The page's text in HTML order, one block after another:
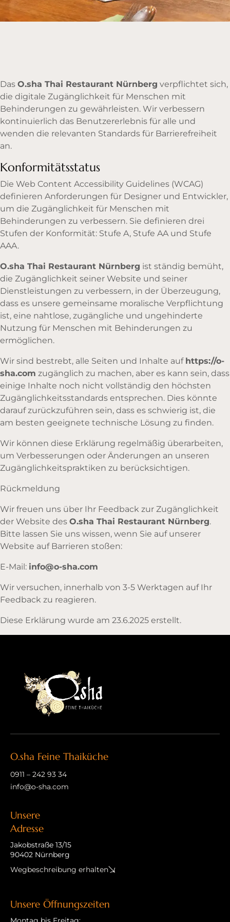
Das O.sha Thai Restaurant Nürnberg verpflichtet sich,
die digitale Zugänglichkeit für Menschen mit
Behinderungen zu gewährleisten. Wir verbessern
kontinuierlich das Benutzererlebnis für alle und
wenden die relevanten Standards für Barrierefreiheit
an.
Konformitätsstatus
Die Web Content Accessibility Guidelines (WCAG)
definieren Anforderungen für Designer und Entwickler,
um die Zugänglichkeit für Menschen mit
Behinderungen zu verbessern. Sie definieren drei
Stufen der Konformität: Stufe A, Stufe AA und Stufe
AAA.
O.sha Thai Restaurant Nürnberg ist ständig bemüht,
die Zugänglichkeit seiner Website und seiner
Dienstleistungen zu verbessern, in der Überzeugung,
dass es unsere gemeinsame moralische Verpflichtung
ist, eine nahtlose, zugängliche und ungehinderte
Nutzung für Menschen mit Behinderungen zu
ermöglichen.
Wir sind bestrebt, alle Seiten und Inhalte auf https://o-
sha.com zugänglich zu machen, aber es kann sein, dass
einige Inhalte noch nicht vollständig den höchsten
Zugänglichkeitsstandards entsprechen. Dies könnte
darauf zurückzuführen sein, dass es schwierig ist, die
am besten geeignete technische Lösung zu finden.
Wir können diese Erklärung regelmäßig überarbeiten,
um Verbesserungen oder Änderungen an unseren
Zugänglichkeitspraktiken zu berücksichtigen.
Rückmeldung
Wir freuen uns über Ihr Feedback zur Zugänglichkeit
der Website des O.sha Thai Restaurant Nürnberg.
Bitte lassen Sie uns wissen, wenn Sie auf unserer
Website auf Barrieren stoßen:
E-Mail: info@o-sha.com
Wir versuchen, innerhalb von 3-5 Werktagen auf Ihr
Feedback zu reagieren.
Diese Erklärung wurde am 23.6.2025 erstellt.
O.sha Feine Thaiküche
0911 – 242 93 34
info@o-sha.com
Unsere
Adresse
Jakobstraße 13/15
90402 Nürnberg
Wegbeschreibung erhalten
Unsere Öffnungszeiten